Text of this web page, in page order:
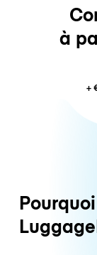
à
+
Pourquoi